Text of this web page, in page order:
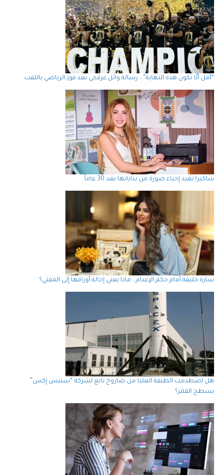
“آمل ألّا تكون هذه النهاية”… رسالة وائل عرقجي بعد فوز الرياضي باللقب
شاكيرا تعيد إحياء صورة من بداياتها بعد 30 عاماً
سارة خليفة أمام حكم الإعدام… ماذا يعني إحالة أوراقها إلى المفتي؟
هل اصطدمت الطبقة العليا من صاروخ تابع لشركة “سبيس إكس”
بسطح القمر؟